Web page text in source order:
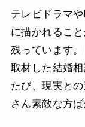
テレビドラマ
に描かれるこ
残っています
取材した結婚
たび、現実と
さん素敵な方